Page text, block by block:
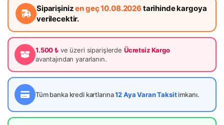
Siparişinizen geç 10.08.2026 tarihinde kargoya
verilecektir.
1.500 ₺ ve üzeri siparişlerde Ücretsiz Kargo
avantajından yararlanın.
Tüm banka kredi kartlarına12 Aya Varan Taksitimkanı.